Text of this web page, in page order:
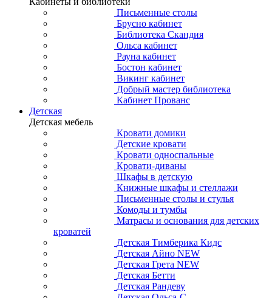
Письменные столы
Брусно кабинет
Библиотека Скандия
Ольса кабинет
Рауна кабинет
Бостон кабинет
Викинг кабинет
Добрый мастер библиотека
Кабинет Прованс
Детская
Детская мебель
Кровати домики
Детские кровати
Кровати односпальные
Кровати-диваны
Шкафы в детскую
Книжные шкафы и стеллажи
Письменные столы и стулья
Комоды и тумбы
Матрасы и основания для детских
кроватей
Детская Тимберика Кидс
Детская Айно NEW
Детская Грета NEW
Детская Бетти
Детская Рандеву